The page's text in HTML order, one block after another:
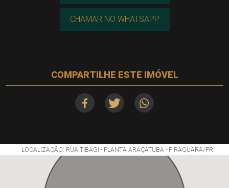
CHAMAR NO WHATSAPP
COMPARTILHE ESTE IMÓVEL
LOCALIZAÇÃO: RUA TIBAGI - PLANTA ARAÇATUBA - PIRAQUARA/PR